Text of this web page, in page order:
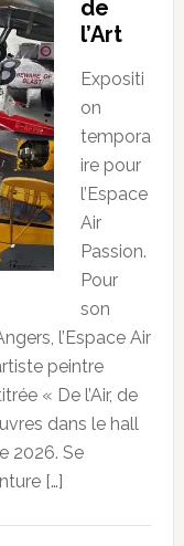
de
l’Art
Expositi
on
tempora
ire pour
l’Espace
Air
Passion.
Pour
son
l’Espace Air
peintre
« De l’Air, de
dans le hall
2026. Se
[…]